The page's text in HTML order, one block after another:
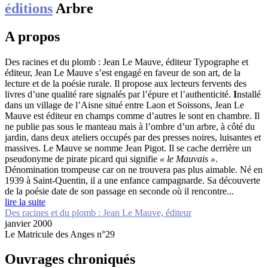
éditions Arbre
A propos
Des racines et du plomb : Jean Le Mauve, éditeur Typographe et
éditeur, Jean Le Mauve s’est engagé en faveur de son art, de la
lecture et de la poésie rurale. Il propose aux lecteurs fervents des
livres d’une qualité rare signalés par l’épure et l’authenticité. Installé
dans un village de l’Aisne situé entre Laon et Soissons, Jean Le
Mauve est éditeur en champs comme d’autres le sont en chambre. Il
ne publie pas sous le manteau mais à l’ombre d’un arbre, à côté du
jardin, dans deux ateliers occupés par des presses noires, luisantes et
massives. Le Mauve se nomme Jean Pigot. Il se cache derrière un
pseudonyme de pirate picard qui signifie « le Mauvais ».
Dénomination trompeuse car on ne trouvera pas plus aimable. Né en
1939 à Saint-Quentin, il a une enfance campagnarde. Sa découverte
de la poésie date de son passage en seconde où il rencontre...
lire la suite
Des racines et du plomb : Jean Le Mauve, éditeur
janvier 2000
Le Matricule des Anges n°29
Ouvrages chroniqués